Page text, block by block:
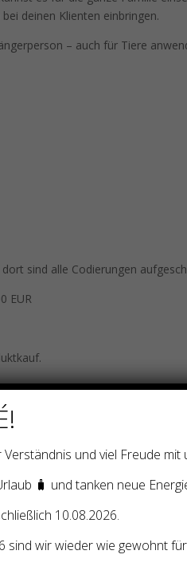
deinen Klienten einbringen.
– auch für Tiere
sind alle Codierungen
EUR
in Verbindung – um die
ELIXIER“ – nachfüllbare
– ESSENZ
und viel Freude mit
🧳 und tanken neue
10.08.2026.
sind wir wieder wie gewohnt